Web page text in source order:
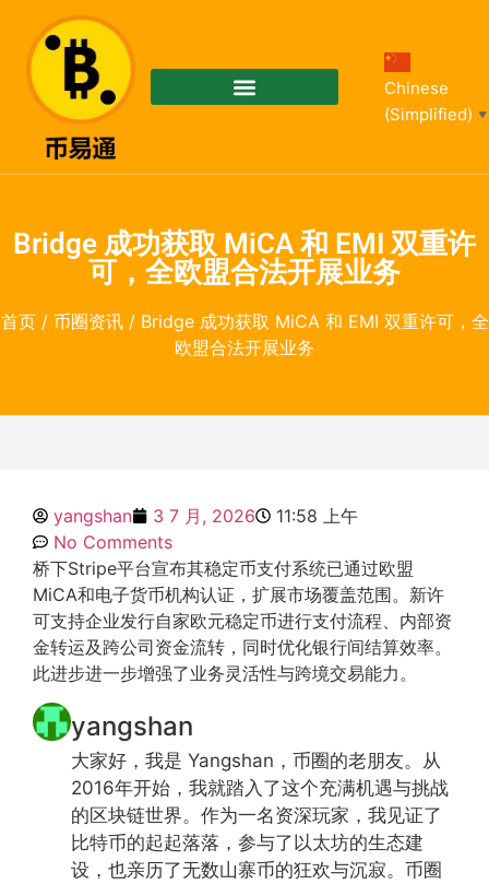
Chinese
(Simplified)
▼
Bridge 成功获取 MiCA 和 EMI 双重许
可，全欧盟合法开展业务
首页/ 币圈资讯/ Bridge 成功获取 MiCA 和 EMI 双重许可，全
欧盟合法开展业务
yangshan 3 7 月, 2026
11:58 上午
No Comments
桥下Stripe平台宣布其稳定币支付系统已通过欧盟
MiCA和电子货币机构认证，扩展市场覆盖范围。新许
可支持企业发行自家欧元稳定币进行支付流程、内部资
金转运及跨公司资金流转，同时优化银行间结算效率。
此进步进一步增强了业务灵活性与跨境交易能力。
yangshan
大家好，我是 Yangshan，币圈的老朋友。从
2016年开始，我就踏入了这个充满机遇与挑战
的区块链世界。作为一名资深玩家，我见证了
比特币的起起落落，参与了以太坊的生态建
设，也亲历了无数山寨币的狂欢与沉寂。币圈